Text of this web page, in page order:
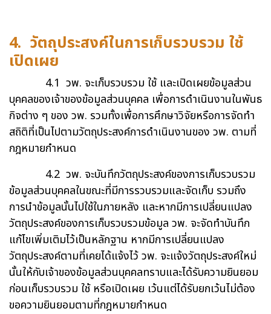
4. วัตถุประสงค์ในการเก็บรวบรวม ใช้
เปิดเผย
4.1 วพ. จะเก็บรวบรวม ใช้ และเปิดเผยข้อมูลส่วน
บุคคลของเจ้าของข้อมูลส่วนบุคคล เพื่อการดำเนินงานในพันธ
กิจต่าง ๆ ของ วพ. รวมทั้งเพื่อการศึกษาวิจัยหรือการจัดทำ
สถิติที่เป็นไปตามวัตถุประสงค์การดำเนินงานของ วพ. ตามที่
กฎหมายกำหนด
4.2 วพ. จะบันทึกวัตถุประสงค์ของการเก็บรวบรวม
ข้อมูลส่วนบุคคลในขณะที่มีการรวบรวมและจัดเก็บ รวมถึง
การนำข้อมูลนั้นไปใช้ในภายหลัง และหากมีการเปลี่ยนแปลง
วัตถุประสงค์ของการเก็บรวบรวมข้อมูล วพ. จะจัดทำบันทึก
แก้ไขเพิ่มเติมไว้เป็นหลักฐาน หากมีการเปลี่ยนแปลง
วัตถุประสงค์ตามที่เคยได้แจ้งไว้ วพ. จะแจ้งวัตถุประสงค์ใหม่
นั้นให้กับเจ้าของข้อมูลส่วนบุคคลทราบและได้รับความยินยอม
ก่อนเก็บรวบรวม ใช้ หรือเปิดเผย เว้นแต่ได้รับยกเว้นไม่ต้อง
ขอความยินยอมตามที่กฎหมายกำหนด